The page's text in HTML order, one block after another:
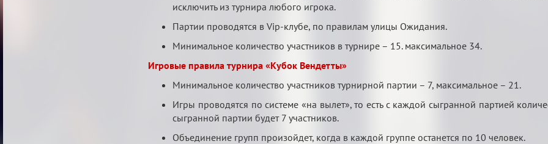
исключить из турнира любого игрока.
Партии проводятся в Vip-клубе, по правилам улицы Ожидания.
Минимальное количество участников в турнире – 15. максимальное 34.
Игровые правила турнира «Кубок Вендетты»
Минимальное количество участников турнирной партии – 7, максимальное – 21.
Игры проводятся по системе «на вылет», то есть с каждой сыгранной партией
сыгранной партии будет 7 участников.
Объединение групп произойдет, когда в каждой группе останется по 10 человек.